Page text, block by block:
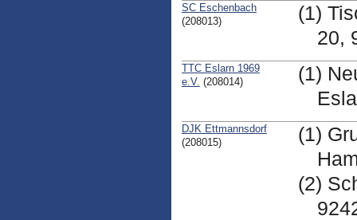
SC Eschenbach
(208013)
(1)
20,
TTC Eslarn 1969
e.V. (208014)
(1)
DJK Ettmannsdorf
(208015)
(1)
(2)